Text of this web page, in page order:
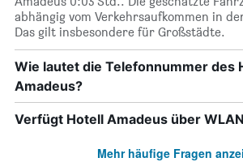
abhängig vom Verkehrsaufkommen in
Das gilt insbesondere für Großstädte.
Wie lautet die Telefonnummer des
Amadeus?
Verfügt Hotell Amadeus über
Mehr häufige Fragen